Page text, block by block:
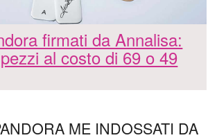
firmati da Annalisa:
al costo di 69 o 49
ME INDOSSATI DA